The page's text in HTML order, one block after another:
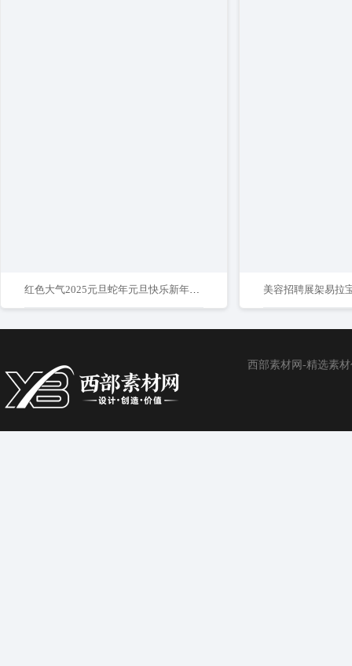
红色大气2025元旦蛇年元旦快乐新年宣传展板 美容招聘展架易拉
西部素材网-精选素